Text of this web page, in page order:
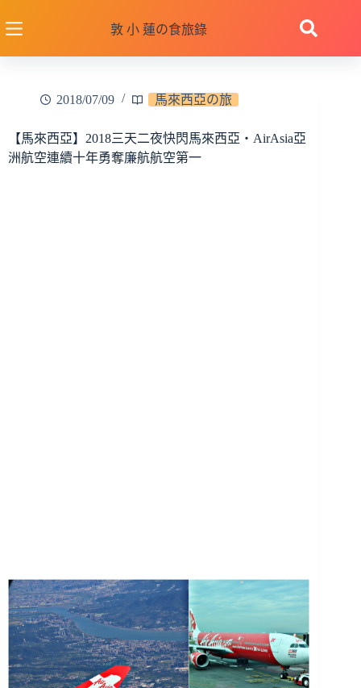
至
敦 小 蓮の食旅錄
2018/07/09 馬來西亞の旅
【馬來西亞】2018三天二夜快閃馬來西亞‧AirAsia亞
洲航空連續十年勇奪廉航航空第一